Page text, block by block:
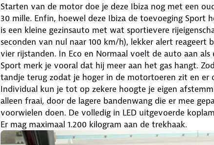
Starten van de motor doe je deze Ibiza nog met een
30 mille. Enfin, hoewel deze Ibiza de toevoeging Sport
is een kleine gezinsauto met wat sportievere
seconden van nul naar 100 km/h), lekker alert reageert
vier rijstanden. In Eco en Normaal voelt de auto aan
Sport merk je vooral dat hij meer aan het gas hangt.
tandje terug zodat je hoger in de motortoeren zit en er
Individual kun je tot op zekere hoogte je eigen
alleen fraai, door de lagere bandenwang die er mee
voorwielen doen. De volledig in LED uitgevoerde
Er mag maximaal 1.200 kilogram aan de trekhaak.